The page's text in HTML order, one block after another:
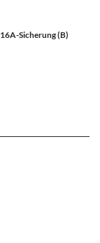
Sicherung (B)